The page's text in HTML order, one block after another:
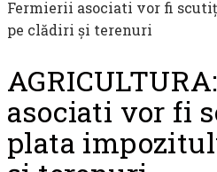
asociati vor fi
plata